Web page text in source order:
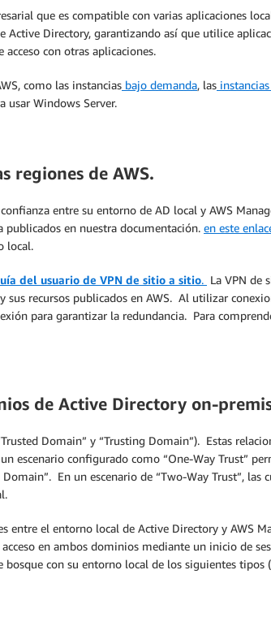
que es compatible con varias aplicaciones
Directory, garantizando así que utilice
con otras aplicaciones.
como las instancias bajo demanda, las
usar Windows Server.
regiones de AWS.
entre su entorno de AD local y AWS
publicados en nuestra documentación. en este
local.
del usuario de VPN de sitio a sitio. La VPN de
recursos publicados en AWS. Al utilizar
para garantizar la redundancia. Para
de Active Directory on-
Domain” y “Trusting Domain”). Estas
escenario configurado como “One-Way Trust”
En un escenario de “Two-Way Trust”, las
entre el entorno local de Active Directory y AWS
en ambos dominios mediante un inicio de
con su entorno local de los siguientes tipos